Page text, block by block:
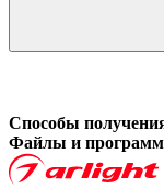
Способы
Файлы и